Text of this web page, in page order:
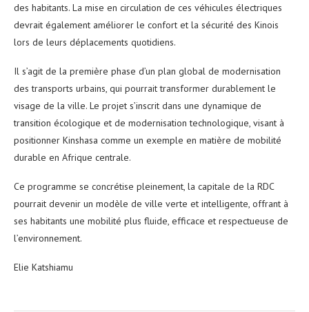
des habitants. La mise en circulation de ces véhicules électriques
devrait également améliorer le confort et la sécurité des Kinois
lors de leurs déplacements quotidiens.
Il s’agit de la première phase d’un plan global de modernisation
des transports urbains, qui pourrait transformer durablement le
visage de la ville. Le projet s’inscrit dans une dynamique de
transition écologique et de modernisation technologique, visant à
positionner Kinshasa comme un exemple en matière de mobilité
durable en Afrique centrale.
Ce programme se concrétise pleinement, la capitale de la RDC
pourrait devenir un modèle de ville verte et intelligente, offrant à
ses habitants une mobilité plus fluide, efficace et respectueuse de
l’environnement.
Elie Katshiamu